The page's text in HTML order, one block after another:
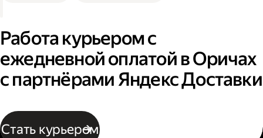
Работа курьером с
ежедневной оплатой в Оричах
с партнёрами Яндекс Доставки
Стать курьером